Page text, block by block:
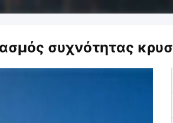
συχνότητας